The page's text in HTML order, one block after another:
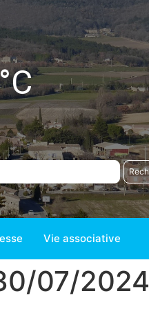
Vie associative
07/2024